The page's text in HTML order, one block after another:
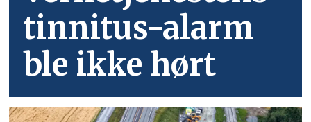
tinnitus-alarm
ble ikke hørt